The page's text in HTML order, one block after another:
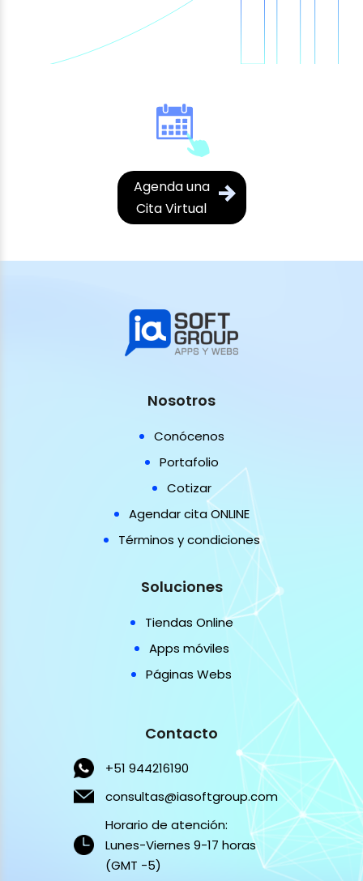
Agenda una
Cita Virtual
Nosotros
Conócenos
Portafolio
Cotizar
Agendar cita ONLINE
Términos y condiciones
Soluciones
Tiendas Online
Apps móviles
Páginas Webs
Contacto
+51 944216190
consultas@iasoftgroup.com
Horario de atención:
Lunes-Viernes 9-17 horas
(GMT -5)